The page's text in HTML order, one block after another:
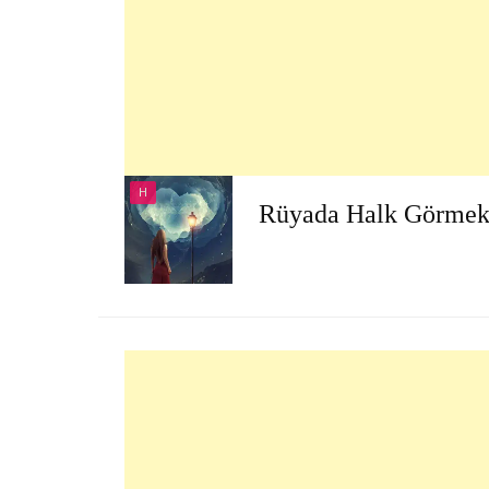
H
Rüyada Halk Görmek